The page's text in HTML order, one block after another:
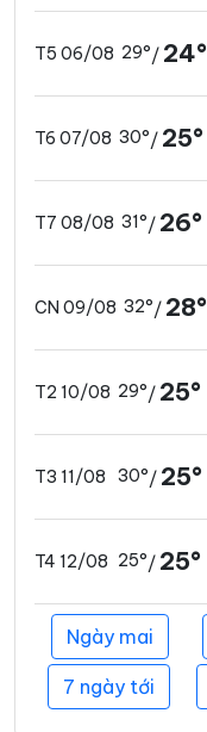
T5 06/08 29°/ 24°
T6 07/08 30°/ 25°
T7 08/08 31°/ 26°
CN 09/08 32°/ 28°
T2 10/08 29°/ 25°
T3 11/08 30°/ 25°
T4 12/08 25°/ 25°
Ngày mai
7 ngày tới